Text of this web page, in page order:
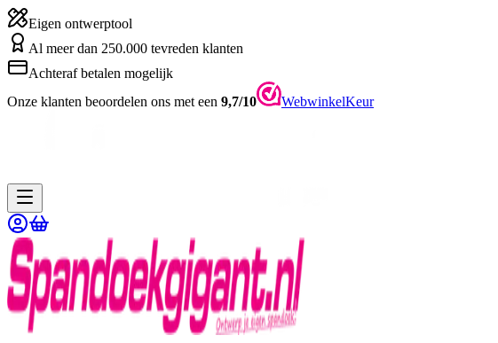
Eigen ontwerptool
Al meer dan 250.000 tevreden klanten
Achteraf betalen mogelijk
Onze klanten beoordelen ons met een 9,7/10 WebwinkelKeur